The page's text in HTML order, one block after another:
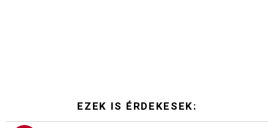
EZEK IS ÉRDEKESEK: